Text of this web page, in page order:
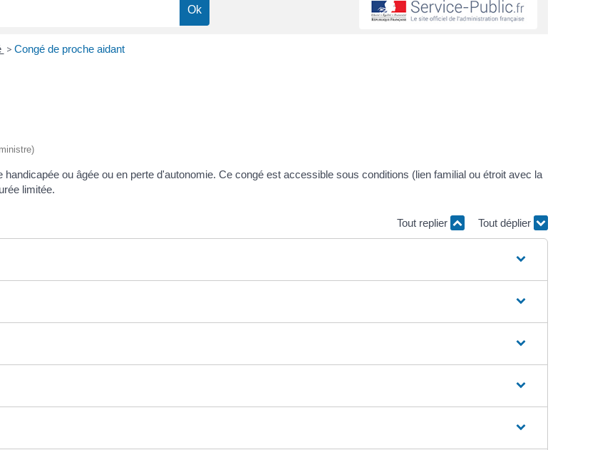
> Congé de proche aidant
ou âgée ou en perte d'autonomie. Ce congé est accessible sous conditions (lien familial ou étroit avec la
limitée.
Tout replier Tout déplier